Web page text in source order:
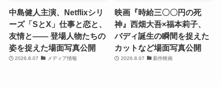
中島健人主演、Netflixシリ
ーズ「SとX」仕事と恋と、
友情と―― 登場人物たちの
姿を捉えた場面写真公開
2026.8.07 メディア情報
映画『時給三〇〇円の死
神』西畑大吾×福本莉子、
バディ誕生の瞬間を捉えた
カットなど場面写真公開
2026.8.07 新作映画